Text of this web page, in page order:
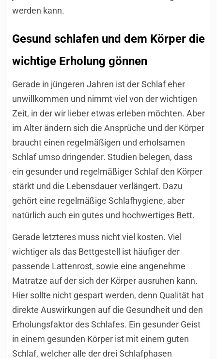
werden kann.
Gesund schlafen und dem Körper die
wichtige Erholung gönnen
Gerade in jüngeren Jahren ist der Schlaf eher
unwillkommen und nimmt viel von der wichtigen
Zeit, in der wir lieber etwas erleben möchten. Aber
im Alter ändern sich die Ansprüche und der Körper
braucht einen regelmäßigen und erholsamen
Schlaf umso dringender. Studien belegen, dass
ein gesunder und regelmäßiger Schlaf den Körper
stärkt und die Lebensdauer verlängert. Dazu
gehört eine regelmäßige Schlafhygiene, aber
natürlich auch ein gutes und hochwertiges Bett.
Gerade letzteres muss nicht viel kosten. Viel
wichtiger als das Bettgestell ist häufiger der
passende Lattenrost, sowie eine angenehme
Matratze auf der sich der Körper ausruhen kann.
Hier sollte nicht gespart werden, denn Qualität hat
direkte Auswirkungen auf die Gesundheit und den
Erholungsfaktor des Schlafes. Ein gesunder Geist
in einem gesunden Körper ist mit einem guten
Schlaf, welcher alle der drei Schlafphasen